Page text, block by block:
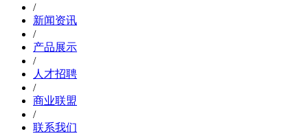
/
新闻资讯
/
产品展示
/
人才招聘
/
商业联盟
/
联系我们